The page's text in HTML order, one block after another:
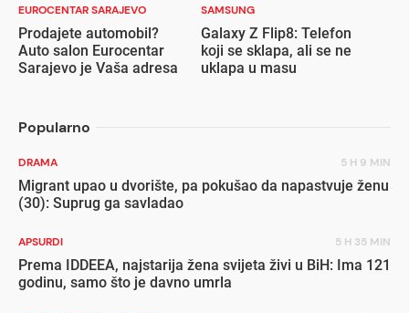
EUROCENTAR SARAJEVO
Prodajete automobil?
Auto salon Eurocentar
Sarajevo je Vaša adresa
SAMSUNG
Galaxy Z Flip8: Telefon
koji se sklapa, ali se ne
uklapa u masu
Popularno
DRAMA 5 H 9 MIN
Migrant upao u dvorište, pa pokušao da napastvuje ženu
(30): Suprug ga savladao
APSURDI 5 H 35 MIN
Prema IDDEEA, najstarija žena svijeta živi u BiH: Ima 121
godinu, samo što je davno umrla